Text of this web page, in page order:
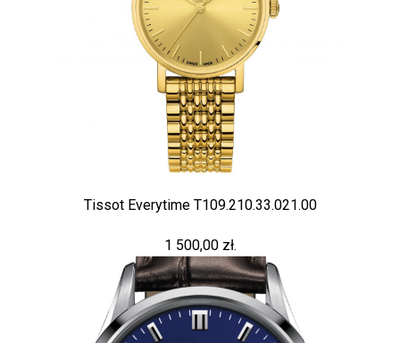
Tissot Everytime T109.210.33.021.00
1 500,00 zł.